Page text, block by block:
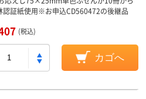
認証紙使用※お申込CD560472の後継品
(税込)
カゴへ